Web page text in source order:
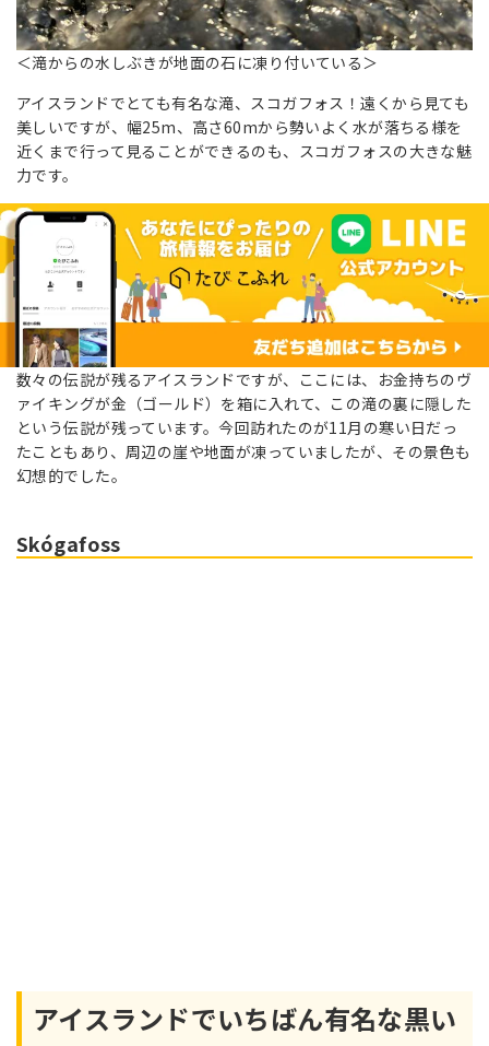
＜滝からの水しぶきが地面の石に凍り付いている＞
アイスランドでとても有名な滝、スコガフォス！遠くから見ても
美しいですが、幅25m、高さ60mから勢いよく水が落ちる様を
近くまで行って見ることができるのも、スコガフォスの大きな魅
力です。
数々の伝説が残るアイスランドですが、ここには、お金持ちのヴ
ァイキングが金（ゴールド）を箱に入れて、この滝の裏に隠した
という伝説が残っています。今回訪れたのが11月の寒い日だっ
たこともあり、周辺の崖や地面が凍っていましたが、その景色も
幻想的でした。
Skógafoss
アイスランドでいちばん有名な黒い